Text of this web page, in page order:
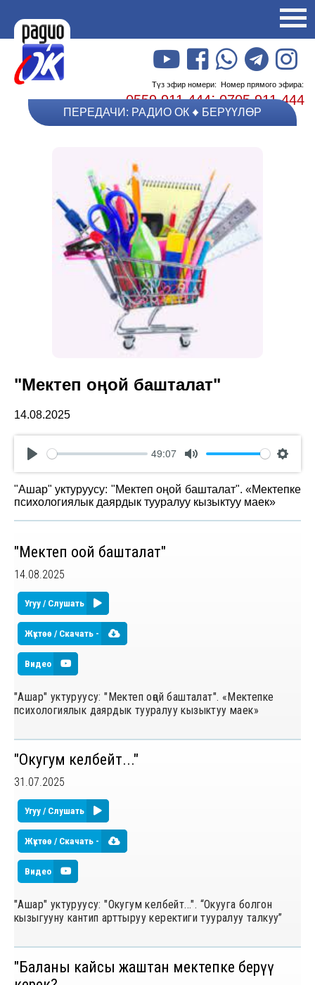
Түз эфир номери: Номер прямого эфира:
0559 911 444;0705 911 444
ПЕРЕДАЧИ: РАДИО ОК БЕРҮҮЛӨР
"Мектеп оңой башталат"
14.08.2025
Play
49:07
Mute
"Ашар" уктуруусу: "Мектеп оңой башталат". «Мектепке
психологиялык даярдык тууралуу кызыктуу маек»
"Мектеп оңой башталат"
14.08.2025
Угуу / Слушать
Жүктөө / Скачать -
Видео
"Ашар" уктуруусу: "Мектеп оңой башталат". «Мектепке
психологиялык даярдык тууралуу кызыктуу маек»
"Окугум келбейт..."
31.07.2025
Угуу / Слушать
Жүктөө / Скачать -
Видео
"Ашар" уктуруусу: "Окугум келбейт...". “Окууга болгон
кызыгууну кантип арттыруу керектиги тууралуу талкуу”
"Баланы кайсы жаштан мектепке берүү